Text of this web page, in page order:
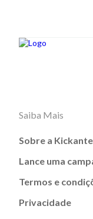
Saiba Mais
Sobre a Kickante
Lance uma
Termos e
Privacidade